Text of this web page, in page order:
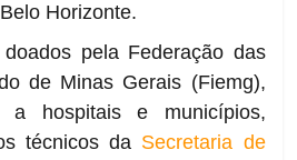
Horizonte.
pela Federação das
de Minas Gerais (Fiemg),
a hospitais e municípios,
técnicos da Secretaria de